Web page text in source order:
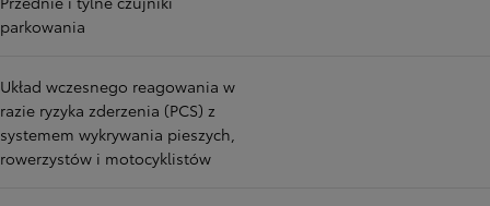
parkowania
Układ wczesnego reagowania w
razie ryzyka zderzenia (PCS) z
systemem wykrywania pieszych,
rowerzystów i motocyklistów